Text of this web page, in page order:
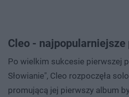
Cleo - najpopularniejsze
Po wielkim sukcesie pierwszej
Słowianie", Cleo rozpoczęła
promującą jej pierwszy album